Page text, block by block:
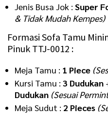
Jenis Busa Jok : Super
& Tidak Mudah Kempes)
Formasi Sofa Tamu
Pinuk TTJ-0012 :
Meja Tamu : 1 Piece
Kursi Tamu : 3 Dudukan
Dudukan (Sesuai
Meja Sudut : 2 Pieces